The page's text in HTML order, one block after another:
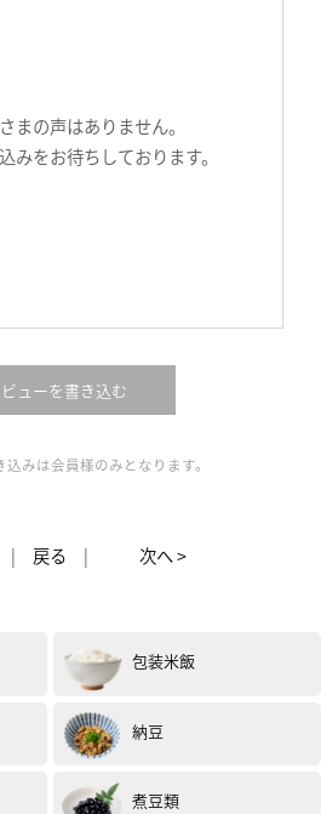
まの声はありません。
みをお待ちしております。
ューを書き込む
みは会員様のみとなります。
戻る | 次へ >
包装米飯
納豆
煮豆類